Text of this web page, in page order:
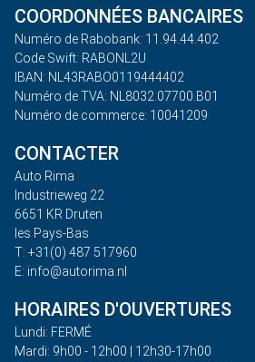
COORDONNÉES BANCAIRES
Numéro de Rabobank: 11.94.44.402
Code Swift: RABONL2U
IBAN: NL43RABO0119444402
Numéro de TVA: NL8032.07700.B01
Numéro de commerce: 10041209
CONTACTER
Auto Rima
Industrieweg 22
6651 KR Druten
les Pays-Bas
T: +31(0) 487 517960
E: info@autorima.nl
HORAIRES D'OUVERTURES
Lundi: FERMÉ
Mardi: 9h00 - 12h00 | 12h30-17h00